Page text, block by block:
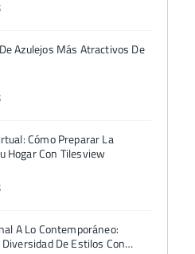
Azulejos Más Atractivos De
Cómo Preparar La
Hogar Con Tilesview
A Lo Contemporáneo:
De Estilos Con